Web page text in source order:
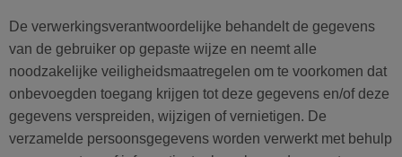
De verwerkingsverantwoordelijke behandelt de gegevens
van de gebruiker op gepaste wijze en neemt alle
noodzakelijke veiligheidsmaatregelen om te voorkomen dat
onbevoegden toegang krijgen tot deze gegevens en/of deze
gegevens verspreiden, wijzigen of vernietigen. De
verzamelde persoonsgegevens worden verwerkt met behulp